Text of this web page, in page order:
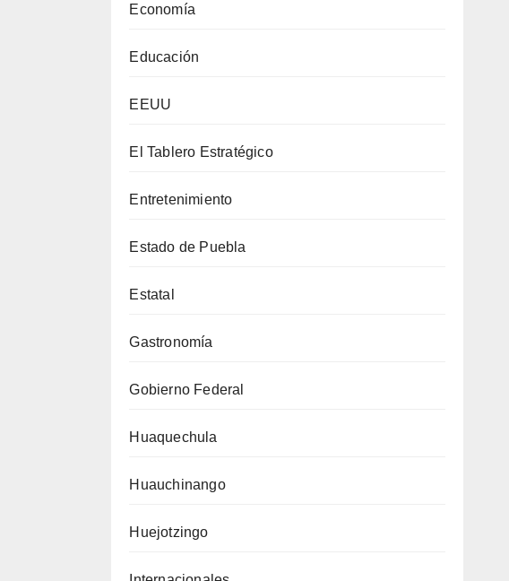
Economía
Educación
EEUU
El Tablero Estratégico
Entretenimiento
Estado de Puebla
Estatal
Gastronomía
Gobierno Federal
Huaquechula
Huauchinango
Huejotzingo